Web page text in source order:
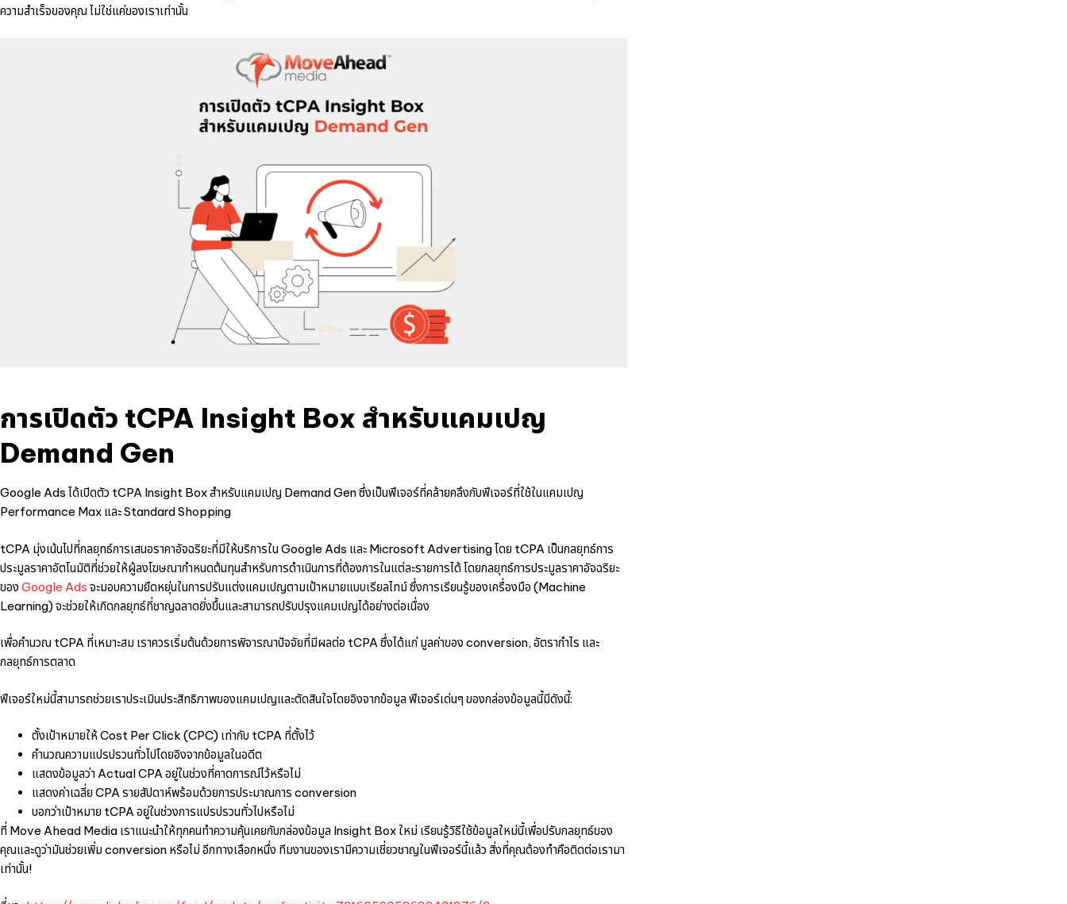
ความสำเร็จของคุณ ไม่ใช่แค่ของเราเท่านั้น
การเปิดตัว tCPA Insight Box สำหรับแคมเปญ
Demand Gen
Google Ads ได้เปิดตัว tCPA Insight Box สำหรับแคมเปญ Demand Gen ซึ่งเป็นฟีเจอร์ที่คล้ายคลึงกับฟีเจอร์ที่ใช้ในแคมเปญ
Performance Max และ Standard Shopping
tCPA มุ่งเน้นไปที่กลยุทธ์การเสนอราคาอัจฉริยะที่มีให้บริการใน Google Ads และ Microsoft Advertising โดย tCPA เป็นกลยุทธ์การ
ประมูลราคาอัตโนมัติที่ช่วยให้ผู้ลงโฆษณากำหนดต้นทุนสำหรับการดำเนินการที่ต้องการในแต่ละรายการได้ โดยกลยุทธ์การประมูลราคาอัจฉริยะ
ของ Google Ads จะมอบความยืดหยุ่นในการปรับแต่งแคมเปญตามเป้าหมายแบบเรียลไทม์ ซึ่งการเรียนรู้ของเครื่องมือ (Machine
Learning) จะช่วยให้เกิดกลยุทธ์ที่ชาญฉลาดยิ่งขึ้นและสามารถปรับปรุงแคมเปญได้อย่างต่อเนื่อง
เพื่อคำนวณ tCPA ที่เหมาะสม เราควรเริ่มต้นด้วยการพิจารณาปัจจัยที่มีผลต่อ tCPA ซึ่งได้แก่ มูลค่าของ conversion, อัตรากำไร และ
กลยุทธ์การตลาด
ฟีเจอร์ใหม่นี้สามารถช่วยเราประเมินประสิทธิภาพของแคมเปญและตัดสินใจโดยอิงจากข้อมูล ฟีเจอร์เด่นๆ ของกล่องข้อมูลนี้มีดังนี้:
ตั้งเป้าหมายให้ Cost Per Click (CPC) เท่ากับ tCPA ที่ตั้งไว้
คำนวณความแปรปรวนทั่วไปโดยอิงจากข้อมูลในอดีต
แสดงข้อมูลว่า Actual CPA อยู่ในช่วงที่คาดการณ์ไว้หรือไม่
แสดงค่าเฉลี่ย CPA รายสัปดาห์พร้อมด้วยการประมาณการ conversion
บอกว่าเป้าหมาย tCPA อยู่ในช่วงการแปรปรวนทั่วไปหรือไม่
ที่ Move Ahead Media เราแนะนำให้ทุกคนทำความคุ้นเคยกับกล่องข้อมูล Insight Box ใหม่ เรียนรู้วิธีใช้ข้อมูลใหม่นี้เพื่อปรับกลยุทธ์ของ
คุณและดูว่ามันช่วยเพิ่ม conversion หรือไม่ อีกทางเลือกหนึ่ง ทีมงานของเรามีความเชี่ยวชาญในฟีเจอร์นี้แล้ว สิ่งที่คุณต้องทำคือติดต่อเรามา
เท่านั้น!